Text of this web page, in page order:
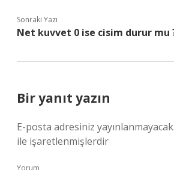
Sonraki Yazı
Net kuvvet 0 ise cisim durur mu
Bir yanıt yazın
E-posta adresiniz yayınlanmayacak.
ile işaretlenmişlerdir
Yorum